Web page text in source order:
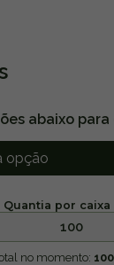
abaixo
Quantia por caixa
100
no momento: 100